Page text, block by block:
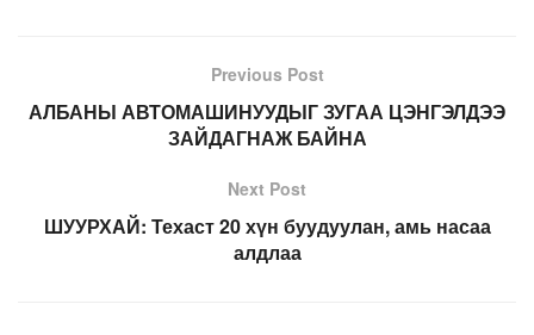
Previous Post
АЛБАНЫ АВТОМАШИНУУДЫГ ЗУГАА ЦЭНГЭЛДЭЭ
ЗАЙДАГНАЖ БАЙНА
Next Post
ШУУРХАЙ: Техаст 20 хүн буудуулан, амь насаа
алдлаа